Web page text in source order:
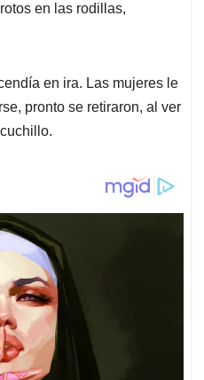
en las rodillas,
en ira. Las mujeres le
pronto se retiraron, al ver